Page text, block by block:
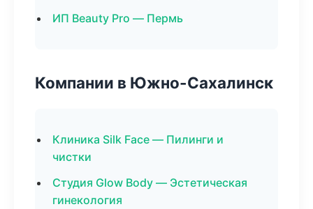
ИП Beauty Pro — Пермь
Компании в Южно-Сахалинск
Клиника Silk Face — Пилинги и
чистки
Студия Glow Body — Эстетическая
гинекология